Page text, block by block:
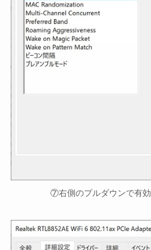
⑦右側のプルダウンで有